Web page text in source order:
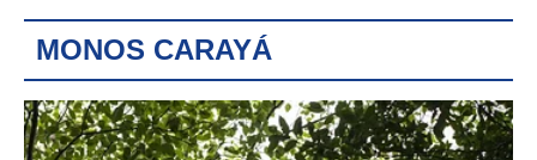
MONOS CARAYÁ